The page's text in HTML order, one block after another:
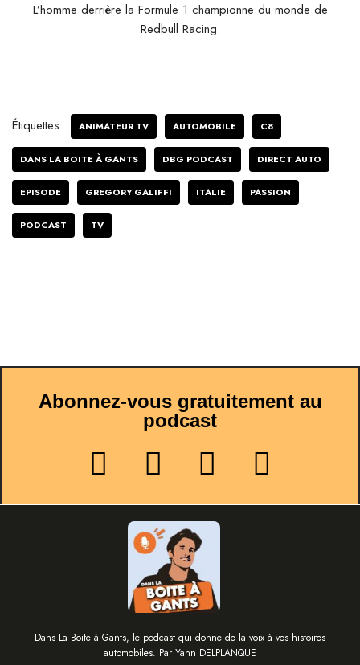
L’homme derrière la Formule 1 championne du monde de
Redbull Racing.
Étiquettes: ANIMATEUR TV AUTOMOBILE C8
DANS LA BOITE À GANTS DBG PODCAST DIRECT AUTO
EPISODE GREGORY GALIFFI ITALIE PASSION
PODCAST TV
Abonnez-vous gratuitement au
podcast
Dans La Boite à Gants, le podcast qui donne de la voix à vos histoires
automobiles. Par Yann DELPLANQUE